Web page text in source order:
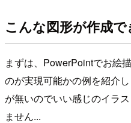
こんな図形が作成
まずは、PowerPointでお絵
のが実現可能かの例を紹介
が無いのでいい感じのイラ
ません...